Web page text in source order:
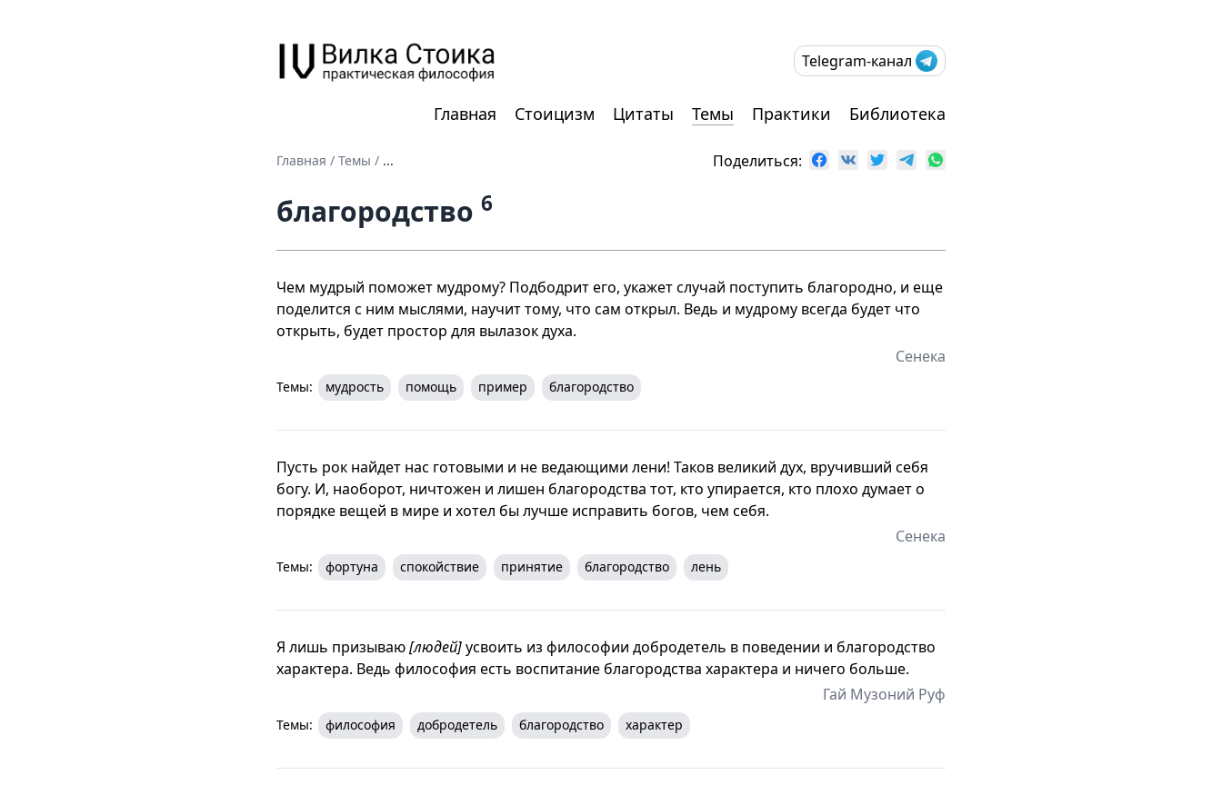
Telegram-канал
Главная Стоицизм Цитаты Темы Практики Библиотека
Главная / Темы / ... Поделиться:
благородство 6
Чем мудрый поможет мудрому? Подбодрит его, укажет случай поступить благородно, и еще
поделится с ним мыслями, научит тому, что сам открыл. Ведь и мудрому всегда будет что
открыть, будет простор для вылазок духа.
Сенека
Темы: мудрость помощь пример благородство
Пусть рок найдет нас готовыми и не ведающими лени! Таков великий дух, вручивший себя
богу. И, наоборот, ничтожен и лишен благородства тот, кто упирается, кто плохо думает о
порядке вещей в мире и хотел бы лучше исправить богов, чем себя.
Сенека
Темы: фортуна спокойствие принятие благородство лень
Я лишь призываю[людей]усвоить из философии добродетель в поведении и благородство
характера. Ведь философия есть воспитание благородства характера и ничего больше.
Гай Музоний Руф
Темы: философия добродетель благородство характер